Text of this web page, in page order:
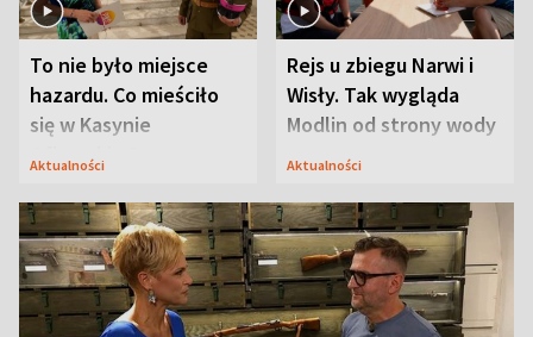
To nie było miejsce
hazardu. Co mieściło
się w Kasynie
Oficerskim?
Aktualności
Rejs u zbiegu Narwi i
Wisły. Tak wygląda
Modlin od strony wody
Aktualności